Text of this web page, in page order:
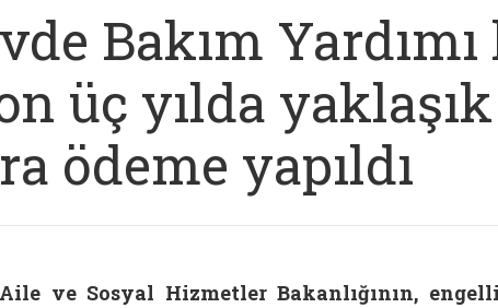
Bakım
üç yılda
ödeme yapıldı
Aile ve Sosyal Hizmetler Bakanlığının,